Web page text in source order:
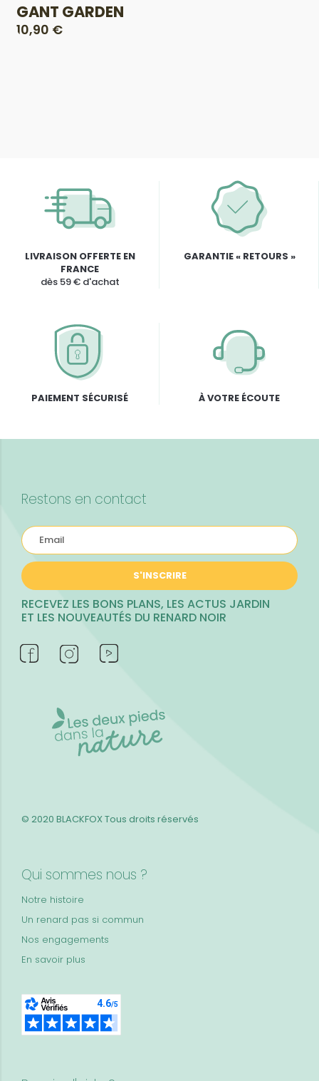
GANT GARDEN
10,90 €
LIVRAISON OFFERTE EN
FRANCE
dès 59 € d'achat
GARANTIE « RETOURS »
PAIEMENT SÉCURISÉ À VOTRE ÉCOUTE
Restons en contact
S'INSCRIRE
RECEVEZ LES BONS PLANS, LES ACTUS JARDIN
ET LES NOUVEAUTÉS DU RENARD NOIR
Qui sommes nous ?
Notre histoire
Un renard pas si commun
Nos engagements
En savoir plus
© 2020 BLACKFOXTous droits réservés